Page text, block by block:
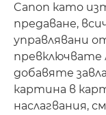
Canon като
предаване,
управлявани
превключвате
добавяте
картина в
наслагвания,